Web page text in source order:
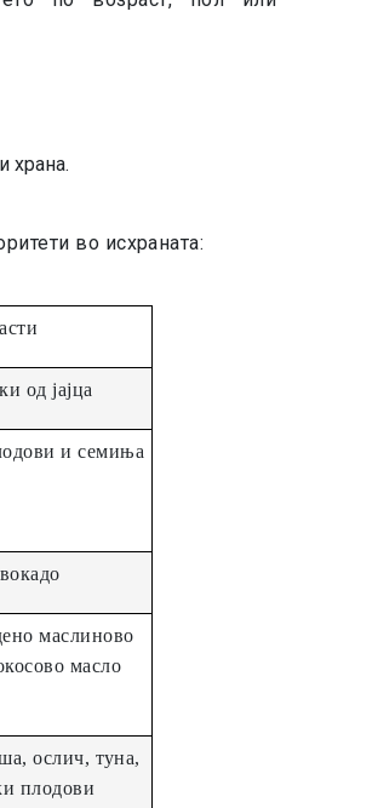
храна.
во исхраната:
од јајца
и семиња
маслиново
масло
ослич, туна,
плодови